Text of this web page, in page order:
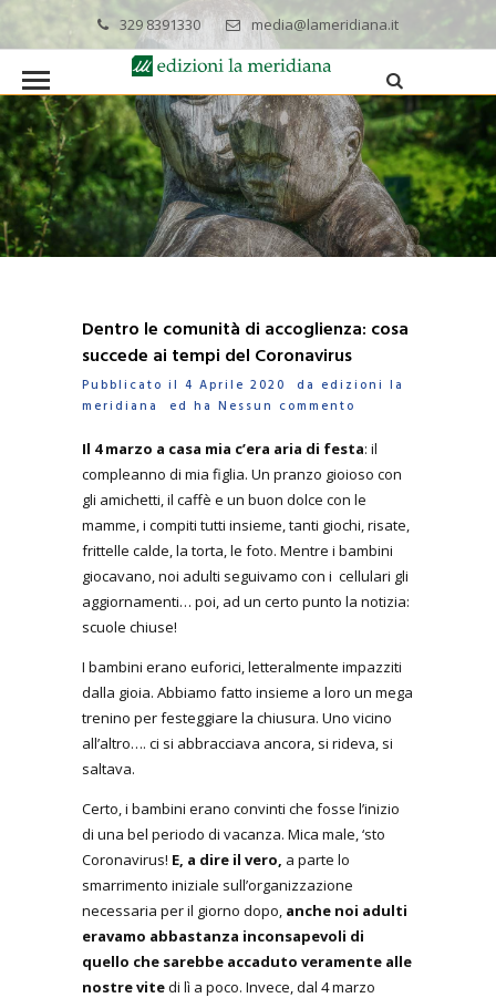
329 8391330 media@lameridiana.it
Dentro le comunità di accoglienza: cosa
succede ai tempi del Coronavirus
Pubblicato il 4 Aprile 2020 da edizioni la
meridiana
ed ha Nessun commento
Il 4 marzo a casa mia c’era aria di festa: il
compleanno di mia figlia. Un pranzo gioioso con
gli amichetti, il caffè e un buon dolce con le
mamme, i compiti tutti insieme, tanti giochi, risate,
frittelle calde, la torta, le foto. Mentre i bambini
giocavano, noi adulti seguivamo con i cellulari gli
aggiornamenti… poi, ad un certo punto la notizia:
scuole chiuse!
I bambini erano euforici, letteralmente impazziti
dalla gioia. Abbiamo fatto insieme a loro un mega
trenino per festeggiare la chiusura. Uno vicino
all’altro…. ci si abbracciava ancora, si rideva, si
saltava.
Certo, i bambini erano convinti che fosse l’inizio
di una bel periodo di vacanza. Mica male, ‘sto
Coronavirus! E, a dire il vero, a parte lo
smarrimento iniziale sull’organizzazione
necessaria per il giorno dopo, anche noi adulti
eravamo abbastanza inconsapevoli di
quello che sarebbe accaduto veramente alle
nostre vitedi lì a poco. Invece, dal 4 marzo